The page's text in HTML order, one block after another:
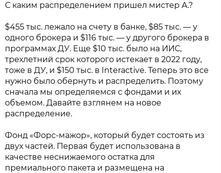
С каким распределением пришел мистер А.?
$455 тыс. лежало на счету в банке, $85 тыс. — у
одного брокера и $116 тыс. — у другого брокера в
программах ДУ. Еще $10 тыс. было на ИИС,
трехлетний срок которого истекает в 2022 году,
тоже в ДУ, и $150 тыс. в Interactive. Теперь это все
нужно было обернуть и распределить. Поэтому
сначала мы определяемся с фондами и их
объемом. Давайте взглянем на новое
распределение.
Фонд «Форс-мажор», который будет состоять из
двух частей. Первая будет использована в
качестве неснижаемого остатка для
премиального пакета и размещена на